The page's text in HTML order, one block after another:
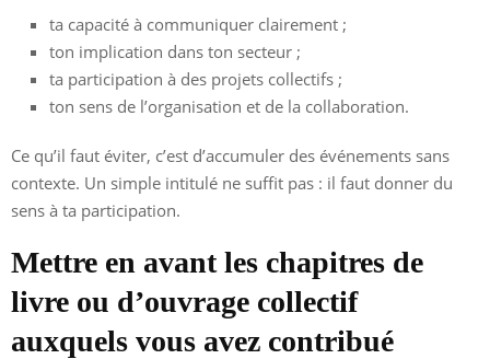
ta capacité à communiquer clairement ;
ton implication dans ton secteur ;
ta participation à des projets collectifs ;
ton sens de l’organisation et de la collaboration.
Ce qu’il faut éviter, c’est d’accumuler des événements sans
contexte. Un simple intitulé ne suffit pas : il faut donner du
sens à ta participation.
Mettre en avant les chapitres de
livre ou d’ouvrage collectif
auxquels vous avez contribué